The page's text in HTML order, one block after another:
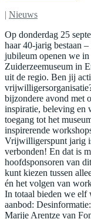
| Nieuws
Op donderdag 25
haar 40-jarig bestaan
jubileum openen we
Zuiderzeemuseum in
uit de regio. Ben jij
bijzondere avond met
inspiratie, beleving en
toegang tot het
inspirerende
Vrijwilligerspunt jarig
verbonden! En dat is
hoofdsponsoren van
kunt kiezen tussen
én het volgen van
In totaal bieden we elf
aanbod:
Marije Arentze van